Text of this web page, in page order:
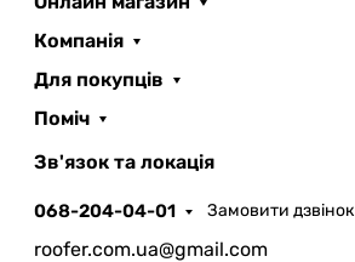
Компанія
Для покупців
Поміч
Зв'язок та локація
068-204-04-01 Замовити дзвінок
roofer.com.ua@gmail.com
AI помічник